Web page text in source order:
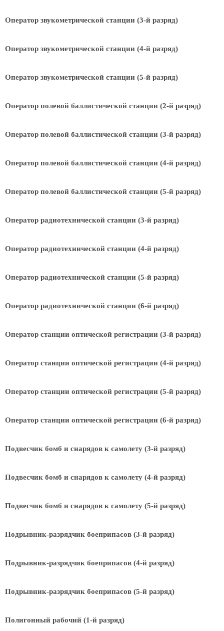
Оператор звукометрической станции (3-й разряд)
Оператор звукометрической станции (4-й разряд)
Оператор звукометрической станции (5-й разряд)
Оператор полевой баллистической станции (2-й разряд)
Оператор полевой баллистической станции (3-й разряд)
Оператор полевой баллистической станции (4-й разряд)
Оператор полевой баллистической станции (5-й разряд)
Оператор радиотехнической станции (3-й разряд)
Оператор радиотехнической станции (4-й разряд)
Оператор радиотехнической станции (5-й разряд)
Оператор радиотехнической станции (6-й разряд)
Оператор станции оптической регистрации (3-й разряд)
Оператор станции оптической регистрации (4-й разряд)
Оператор станции оптической регистрации (5-й разряд)
Оператор станции оптической регистрации (6-й разряд)
Подвесчик бомб и снарядов к самолету (3-й разряд)
Подвесчик бомб и снарядов к самолету (4-й разряд)
Подвесчик бомб и снарядов к самолету (5-й разряд)
Подрывник-разрядчик боеприпасов (3-й разряд)
Подрывник-разрядчик боеприпасов (4-й разряд)
Подрывник-разрядчик боеприпасов (5-й разряд)
Полигонный рабочий (1-й разряд)